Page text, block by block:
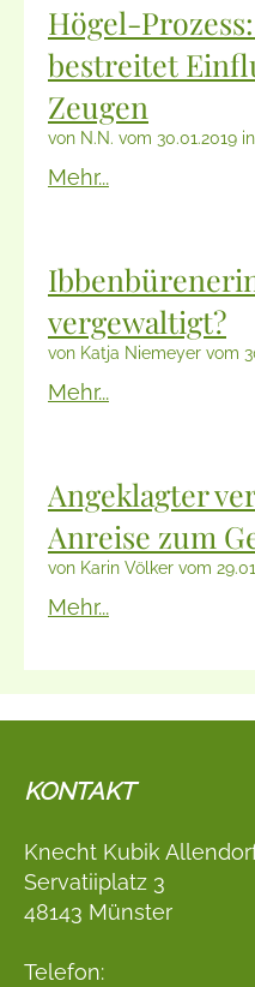
Högel-
bestreitet
Zeugen
von N.N. vom 30.01.2019
Mehr...
vergewaltigt?
von Katja Niemeyer vom
Mehr...
Angeklagter
Anreise zum
von Karin Völker vom
Mehr...
KONTAKT
Knecht Kubik
Servatiiplatz 3
48143 Münster
Telefon: